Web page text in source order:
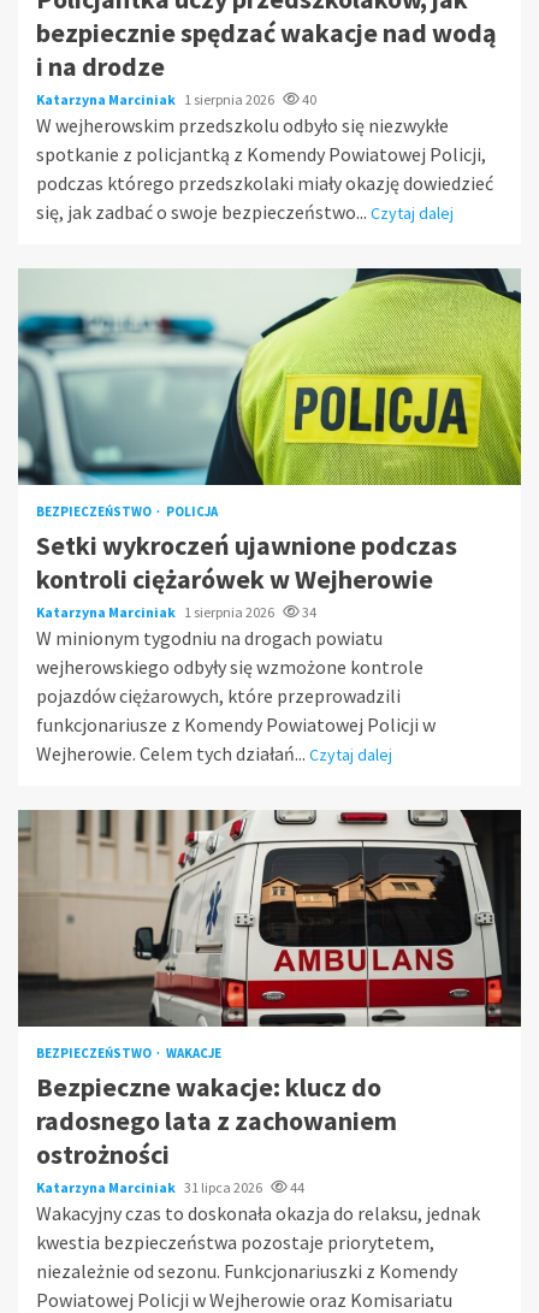
bezpiecznie spędzać wakacje nad wodą
i na drodze
Katarzyna Marciniak 1 sierpnia 2026 40
W wejherowskim przedszkolu odbyło się niezwykłe
spotkanie z policjantką z Komendy Powiatowej Policji,
podczas którego przedszkolaki miały okazję dowiedzieć
się, jak zadbać o swoje bezpieczeństwo... Czytaj dalej
BEZPIECZEŃSTWO POLICJA
Setki wykroczeń ujawnione podczas
kontroli ciężarówek w Wejherowie
Katarzyna Marciniak 1 sierpnia 2026 34
W minionym tygodniu na drogach powiatu
wejherowskiego odbyły się wzmożone kontrole
pojazdów ciężarowych, które przeprowadzili
funkcjonariusze z Komendy Powiatowej Policji w
Wejherowie. Celem tych działań... Czytaj dalej
BEZPIECZEŃSTWO WAKACJE
Bezpieczne wakacje: klucz do
radosnego lata z zachowaniem
ostrożności
Katarzyna Marciniak 31 lipca 2026 44
Wakacyjny czas to doskonała okazja do relaksu, jednak
kwestia bezpieczeństwa pozostaje priorytetem,
niezależnie od sezonu. Funkcjonariuszki z Komendy
Powiatowej Policji w Wejherowie oraz Komisariatu